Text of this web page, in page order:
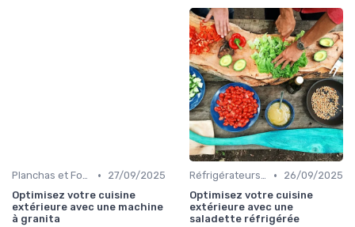
Planchas et Fours à Pizza •
27/09/2025
Optimisez votre cuisine
extérieure avec une machine
à granita
Réfrigérateurs et Solutions de Stockage •
26/09/2025
Optimisez votre cuisine
extérieure avec une
saladette réfrigérée